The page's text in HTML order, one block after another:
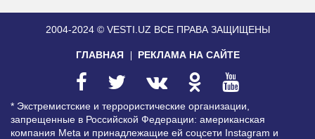
2004-2024 © VESTI.UZ ВСЕ ПРАВА ЗАЩИЩЕНЫ
ГЛАВНАЯ РЕКЛАМА НА САЙТЕ
* Экстремистские и террористические организации,
запрещенные в Российской Федерации: американская
компания Meta и принадлежащие ей соцсети Instagram и